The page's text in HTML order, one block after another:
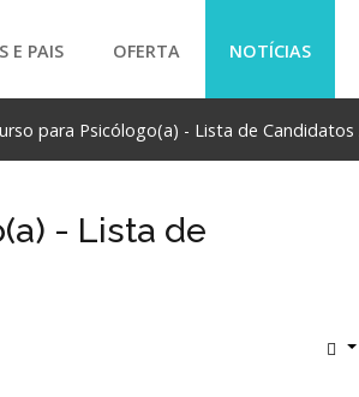
E PAIS OFERTA NOTÍCIAS
para Psicólogo(a) - Lista de
- Lista de